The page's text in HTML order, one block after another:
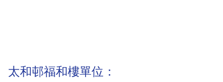
太和邨福和樓單位：